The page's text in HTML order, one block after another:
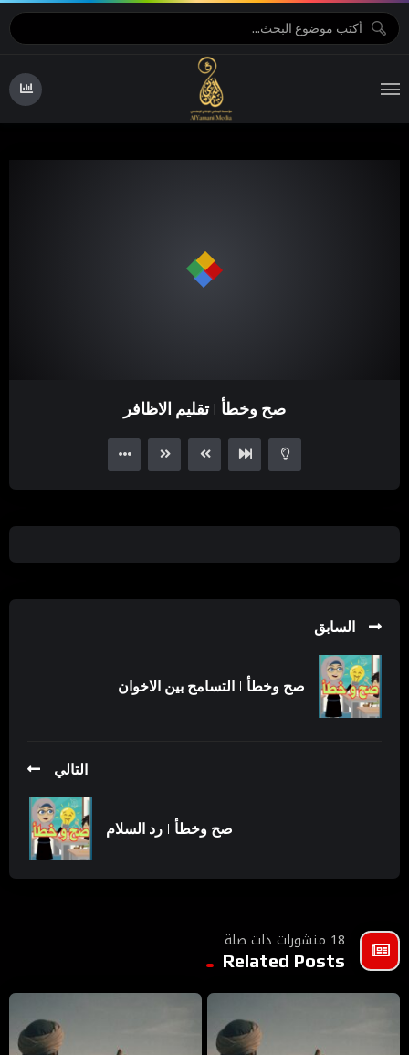
صح وخطأ | تقليم الاظافر
السابق
صح وخطأ | التسامح بين الاخوان
التالي
صح وخطأ | رد السلام
18 منشورات ذات صلة
Related Posts